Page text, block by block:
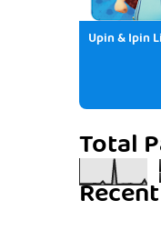
Upin & Ipin
Total